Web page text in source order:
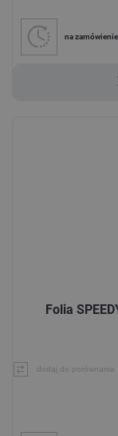
na zamówienie
Folia
dodaj do porównania